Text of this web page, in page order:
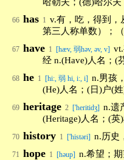
66 has 1 v.有，吃，得到，
第三人称单数）；
67 have 1 [hæv, 弱həv, əv, v]
经 n.(Have)人名；(
68 he 1 [hi:, 弱 hi, i:, i] n.男孩
(He)人名；(日)户(
69 heritage 2 ['heritidʒ] n.遗
(Heritage)人名；(英
70 history 1 ['histəri] n.历史
71 hope 1 [həup] n.希望；